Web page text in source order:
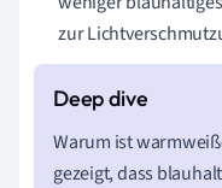
zur
Warum ist
gezeigt, dass